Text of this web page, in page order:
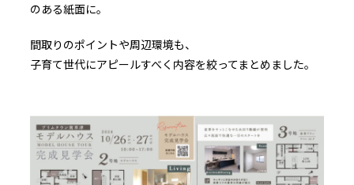
のある紙面に。
間取りのポイントや周辺環境も、
子育て世代にアピールすべく内容を絞ってまとめました。